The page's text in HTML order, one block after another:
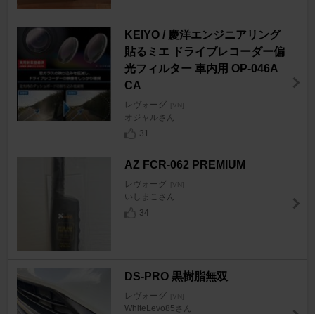
KEIYO / 慶洋エンジニアリング
貼るミエ ドライブレコーダー偏
光フィルター 車内用 OP-046A
CA
レヴォーグ [VN]
オジャルさん
31
AZ FCR-062 PREMIUM
レヴォーグ [VN]
いしまこさん
34
DS-PRO 黒樹脂無双
レヴォーグ [VN]
WhiteLevo85さん